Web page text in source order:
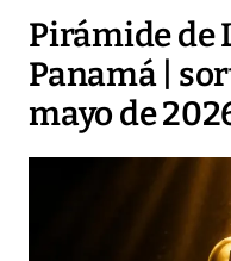
Pirámide de
Panamá |
mayo de